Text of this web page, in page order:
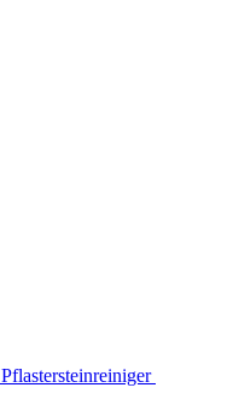
Pflastersteinreiniger